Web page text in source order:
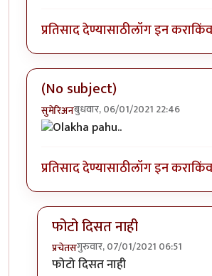
प्रतिसाद देण्यासाठीलॉग इन करा
(No subject)
सुमेरिअनबुधवार, 06/01/2021 22:46
प्रतिसाद देण्यासाठीलॉग इन करा
फोटो दिसत नाही
प्रचेतसगुरुवार, 07/01/2021 06:51
In reply to(No subject)
फोटो दिसत नाही